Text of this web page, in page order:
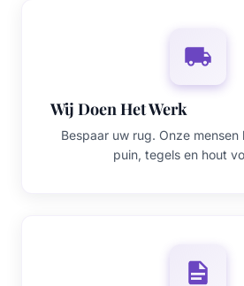
Wij Doen Het Werk
Bespaar uw rug. Onze
puin, tegels en hout